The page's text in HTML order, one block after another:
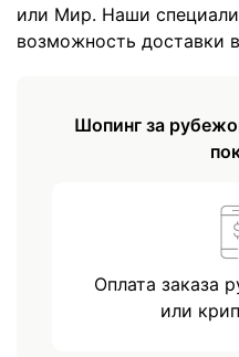
или Мир. Наши
возможность доставки
Шопинг за
Оплата заказа
или